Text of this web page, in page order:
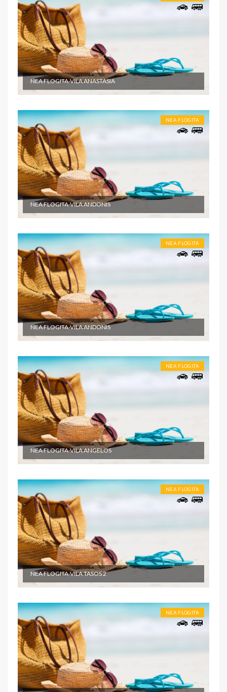
NEA FLOGITA-VILA ANASTASIA
NEA FLOGITA
NEA FLOGITA-VILA ANDONIS
NEA FLOGITA
NEA FLOGITA-VILA ANDONIS
NEA FLOGITA
NEA FLOGITA-VILA ANGELOS
NEA FLOGITA
NEA FLOGITA-VILA TASOS 2
NEA FLOGITA